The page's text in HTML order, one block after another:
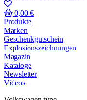
0,00 €
Produkte
Marken
Geschenkgutschein
Explosionszeichnungen
Magazin
Kataloge
Newsletter
Videos